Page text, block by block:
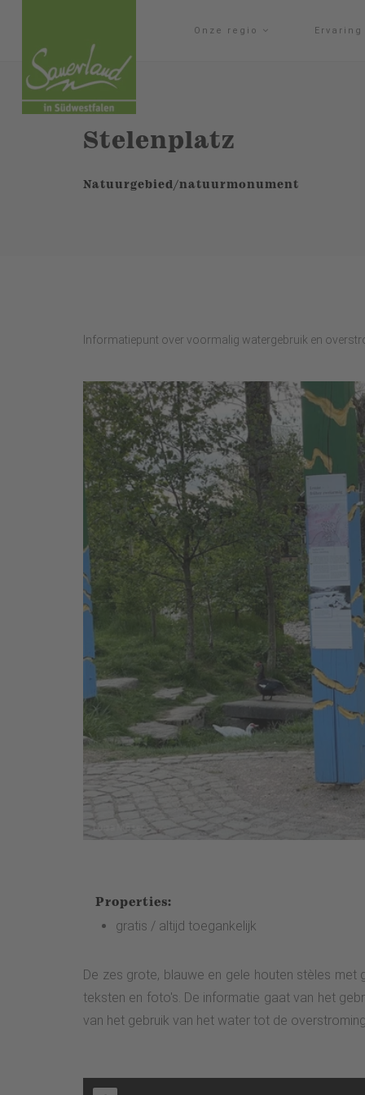
Onze regio
Stelenplatz
Natuurgebied/natuurmonument
Informatiepunt over voormalig watergebruik en
Properties:
gratis / altijd toegankelijk
De zes grote, blauwe en gele houten stèles
teksten en foto's. De informatie gaat van het
van het gebruik van het water tot de